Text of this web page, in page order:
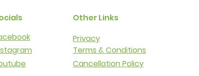
Other Links
Privacy​​
Terms & Conditions​​
Cancellation Policy